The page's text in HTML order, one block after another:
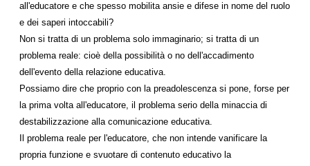
all'educatore e che spesso mobilita ansie e difese in nome del ruolo
e dei saperi intoccabili?
Non si tratta di un problema solo immaginario; si tratta di un
problema reale: cioè della possibilità o no dell'accadimento
dell'evento della relazione educativa.
Possiamo dire che proprio con la preadolescenza si pone, forse per
la prima volta all'educatore, il problema serio della minaccia di
destabilizzazione alla comunicazione educativa.
Il problema reale per l'educatore, che non intende vanificare la
propria funzione e svuotare di contenuto educativo la